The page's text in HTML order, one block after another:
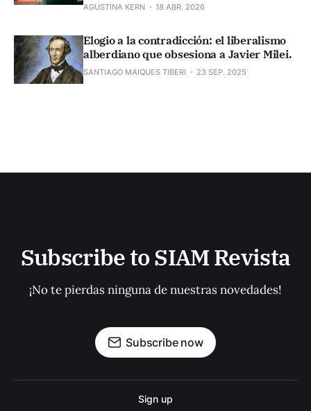
AGUSTINA KERN 18 ABR. 2026
Elogio a la contradicción: el liberalismo
alberdiano que obsesiona a Javier Milei.
SANTIAGO MAIQUES TIBERI 23 SEP. 2025
Subscribe to SIAM Revista
¡No te pierdas ninguna de nuestras novedades!
Subscribe now
Sign up